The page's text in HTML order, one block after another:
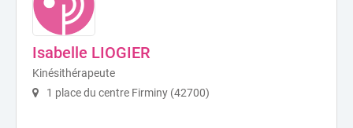
Isabelle LIOGIER
Kinésithérapeute
1 place du centre Firminy (42700)